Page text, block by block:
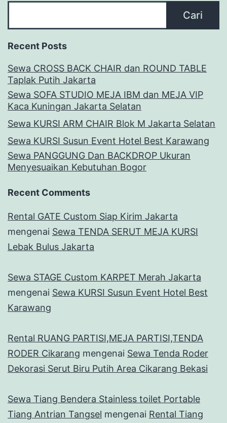
Cari
Recent Posts
Sewa CROSS BACK CHAIR dan ROUND TABLE
Taplak Putih Jakarta
Sewa SOFA STUDIO MEJA IBM dan MEJA VIP
Kaca Kuningan Jakarta Selatan
Sewa KURSI ARM CHAIR Blok M Jakarta Selatan
Sewa KURSI Susun Event Hotel Best Karawang
Sewa PANGGUNG Dan BACKDROP Ukuran
Menyesuaikan Kebutuhan Bogor
Recent Comments
Rental GATE Custom Siap Kirim Jakarta
mengenai Sewa TENDA SERUT MEJA KURSI
Lebak Bulus Jakarta
Sewa STAGE Custom KARPET Merah Jakarta
mengenai Sewa KURSI Susun Event Hotel Best
Karawang
Rental RUANG PARTISI,MEJA PARTISI,TENDA
RODER Cikarang mengenai Sewa Tenda Roder
Dekorasi Serut Biru Putih Area Cikarang Bekasi
Sewa Tiang Bendera Stainless toilet Portable
Tiang Antrian Tangsel mengenai Rental Tiang